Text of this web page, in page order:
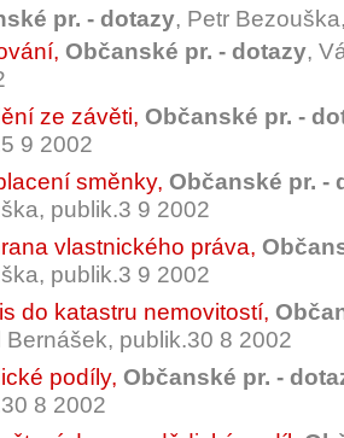
pr. - dotazy, Petr
, Občanské pr. - dotazy,
ze závěti, Občanské pr. -
9 2002
směnky, Občanské pr. -
publik.3 9 2002
vlastnického práva,
publik.3 9 2002
do katastru nemovitostí,
Bernášek, publik.30 8 2002
podíly, Občanské pr. -
8 2002